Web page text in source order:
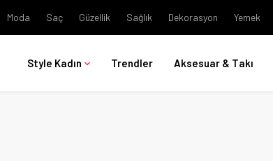
Moda Saç Güzellik Sağlık Dekorasyon Yemek
Style Kadın Trendler Aksesuar & Takı